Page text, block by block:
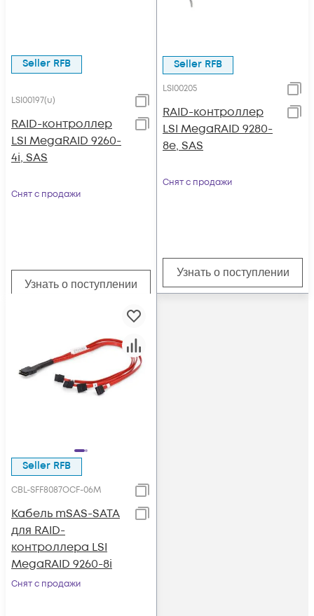
Seller RFB
LSI00197(u)
RAID-контроллер
LSI MegaRAID 9260-
4i, SAS
Снят с продажи
Узнать о поступлении
Seller RFB
LSI00205
RAID-контроллер
LSI MegaRAID 9280-
8e, SAS
Снят с продажи
Узнать о поступлении
Seller RFB
CBL-SFF8087OCF-06M
Кабель mSAS-SATA
для RAID-
контроллера LSI
MegaRAID 9260-8i
Снят с продажи